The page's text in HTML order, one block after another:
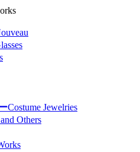
Costume Jewelries
Others